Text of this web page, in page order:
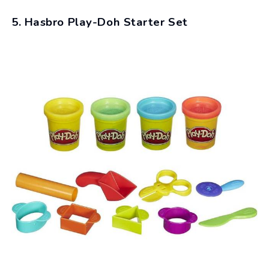
5. Hasbro Play-Doh Starter Set